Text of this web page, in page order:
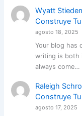
Wyatt
Construye
agosto 18, 2025
Your blog has
writing is both
always come…
Raleigh
Construye
agosto 17, 2025